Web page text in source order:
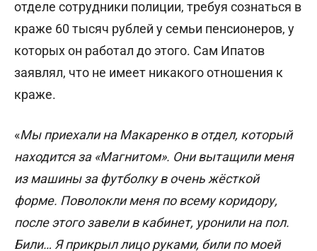
отделе сотрудники полиции, требуя сознаться в
краже 60 тысяч рублей у семьи пенсионеров, у
которых он работал до этого. Сам Ипатов
заявлял, что не имеет никакого отношения к
краже.
«Мы приехали на Макаренко в отдел, который
находится за «Магнитом». Они вытащили меня
из машины за футболку в очень жёсткой
форме. Поволокли меня по всему коридору,
после этого завели в кабинет, уронили на пол.
Били… Я прикрыл лицо руками, били по моей